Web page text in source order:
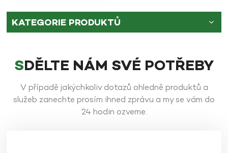
KATEGORIE PRODUKTŮ
SDĚLTE NÁM SVÉ POTŘEBY
V případě jakýchkoliv dotazů ohledně produktů a
služeb zanechte prosím ihned zprávu a my se vám do
24 hodin ozveme.